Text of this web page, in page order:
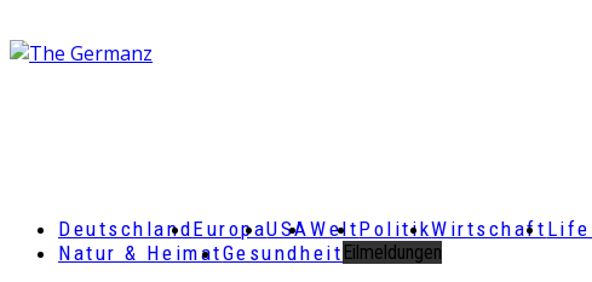
DeutschlandEuropaUSAWeltPolitikWirtschaft
Natur & HeimatGesundheit Eilmeldungen